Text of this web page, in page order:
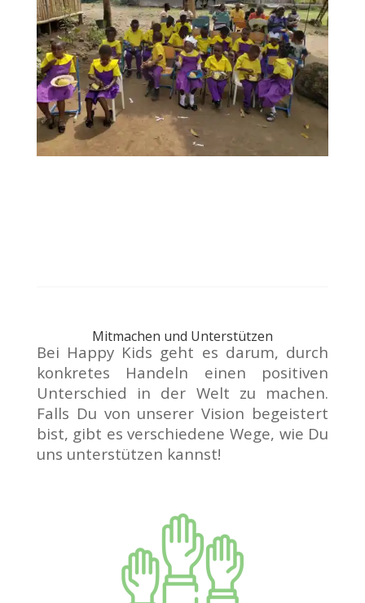
Mitmachen und Unterstützen
Bei Happy Kids geht es darum, durch
konkretes Handeln einen positiven
Unterschied in der Welt zu machen.
Falls Du von unserer Vision begeistert
bist, gibt es verschiedene Wege, wie Du
uns unterstützen kannst!